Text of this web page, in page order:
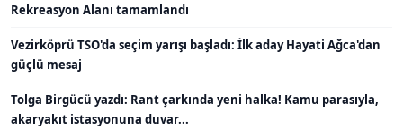
Rekreasyon Alanı tamamlandı
Vezirköprü TSO'da seçim yarışı başladı: İlk aday Hayati Ağca'dan
güçlü mesaj
Tolga Birgücü yazdı: Rant çarkında yeni halka! Kamu parasıyla,
akaryakıt istasyonuna duvar...